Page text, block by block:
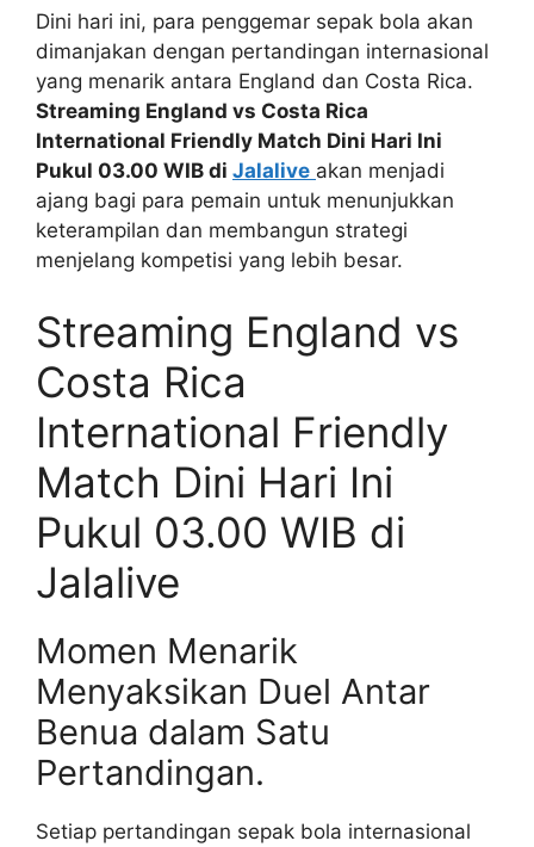
Dini hari ini, para penggemar sepak bola akan
dimanjakan dengan pertandingan internasional
yang menarik antara England dan Costa Rica.
Streaming England vs Costa Rica
International Friendly Match Dini Hari Ini
Pukul 03.00 WIB di Jalalive akan menjadi
ajang bagi para pemain untuk menunjukkan
keterampilan dan membangun strategi
menjelang kompetisi yang lebih besar.
Streaming England vs
Costa Rica
International Friendly
Match Dini Hari Ini
Pukul 03.00 WIB di
Jalalive
Momen Menarik
Menyaksikan Duel Antar
Benua dalam Satu
Pertandingan.
Setiap pertandingan sepak bola internasional